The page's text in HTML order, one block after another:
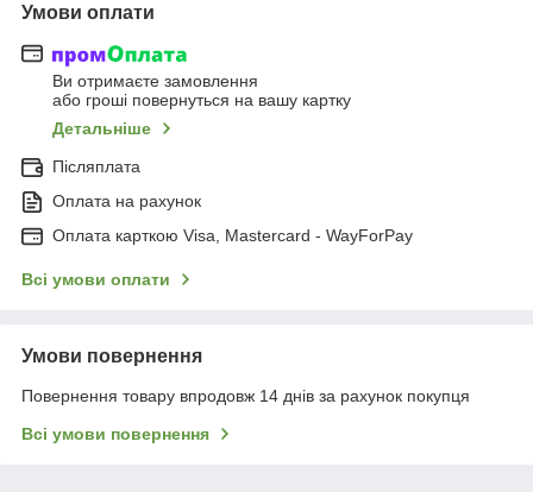
Умови оплати
Ви отримаєте замовлення
або гроші повернуться на вашу картку
Детальніше
Післяплата
Оплата на рахунок
Оплата карткою Visa, Mastercard - WayForPay
Всі умови оплати
Умови повернення
Повернення товару впродовж 14 днів за рахунок покупця
Всі умови повернення